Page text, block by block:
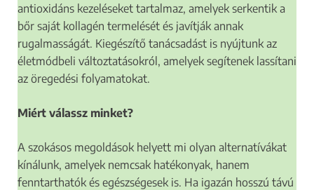
antioxidáns kezeléseket tartalmaz, amelyek serkentik a
bőr saját kollagén termelését és javítják annak
rugalmasságát. Kiegészítő tanácsadást is nyújtunk az
életmódbeli változtatásokról, amelyek segítenek lassítani
az öregedési folyamatokat.
Miért válassz minket?
A szokásos megoldások helyett mi olyan alternatívákat
kínálunk, amelyek nemcsak hatékonyak, hanem
fenntarthatók és egészségesek is. Ha igazán hosszú távú